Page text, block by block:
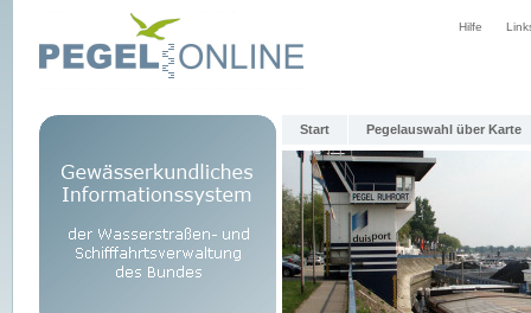
Hilfe
Start Pegelauswahl über Karte